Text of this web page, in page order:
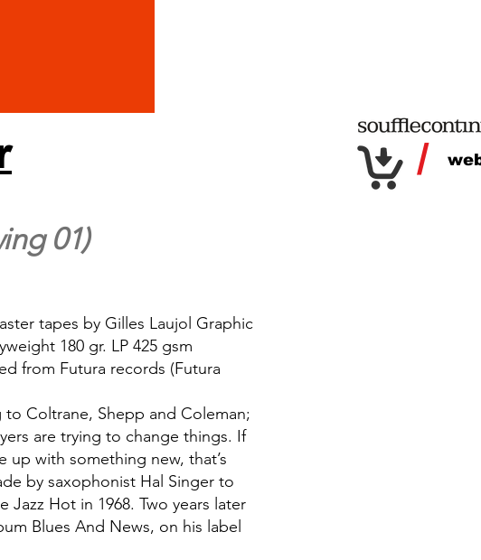
01)
/
tapes by Gilles Laujol Graphic
180 gr. LP 425 gsm
from Futura records (Futura
Coltrane, Shepp and Coleman;
are trying to change things. If
with something new, that’s
by saxophonist Hal Singer to
Jazz Hot in 1968. Two years later
Blues And News, on his label